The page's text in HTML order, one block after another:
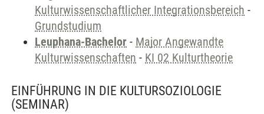
Kulturwissenschaftlicher Integrationsbereich -
Grundstudium
Leuphana-Bachelor - Major Angewandte
Kulturwissenschaften - KI 02 Kulturtheorie
EINFÜHRUNG IN DIE KULTURSOZIOLOGIE
(SEMINAR)